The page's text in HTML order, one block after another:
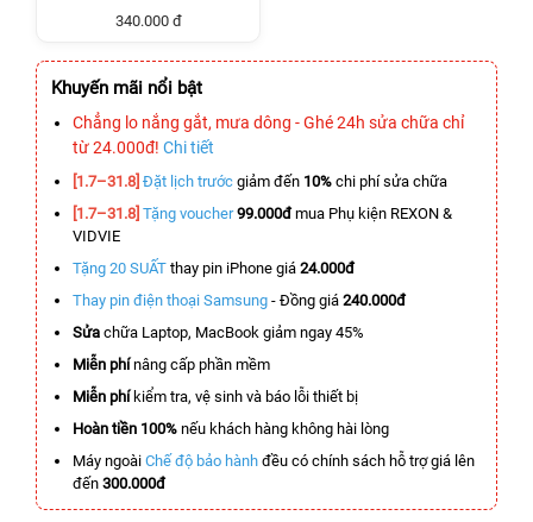
340.000 đ
Khuyến mãi nổi bật
Chẳng lo nắng gắt, mưa dông - Ghé 24h sửa chữa chỉ
từ 24.000đ! Chi tiết
[1.7–31.8] Đặt lịch trước giảm đến 10% chi phí sửa chữa
[1.7–31.8] Tặng voucher 99.000đmua Phụ kiện REXON &
VIDVIE
Tặng 20 SUẤT thay pin iPhone giá 24.000đ
Thay pin điện thoại Samsung - Đồng giá 240.000đ
Sửa chữa Laptop, MacBook giảm ngay 45%
Miễn phínâng cấp phần mềm
Miễn phíkiểm tra, vệ sinh và báo lỗi thiết bị
Hoàn tiền 100% nếu khách hàng không hài lòng
Máy ngoài Chế độ bảo hành đều có chính sách hỗ trợ giá lên
đến 300.000đ